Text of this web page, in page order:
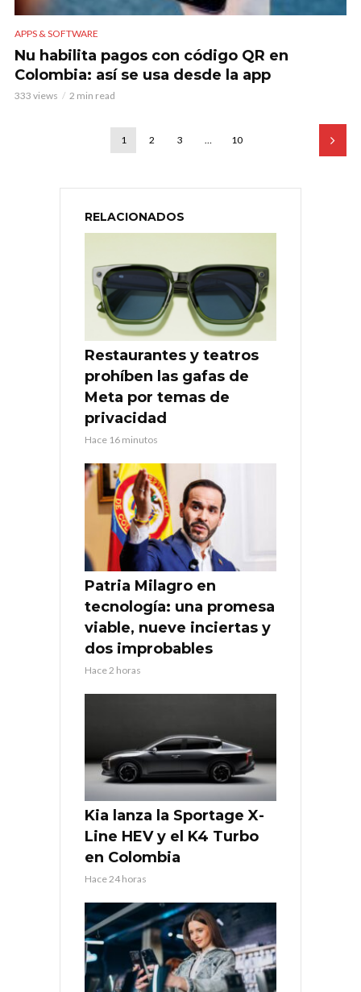
APPS & SOFTWARE
Nu habilita pagos con código QR en
Colombia: así se usa desde la app
333 views 2 min read
1 2 3 … 10
RELACIONADOS
Restaurantes y teatros
prohíben las gafas de
Meta por temas de
privacidad
Hace 16 minutos
Patria Milagro en
tecnología: una promesa
viable, nueve inciertas y
dos improbables
Hace 2 horas
Kia lanza la Sportage X-
Line HEV y el K4 Turbo
en Colombia
Hace 24 horas